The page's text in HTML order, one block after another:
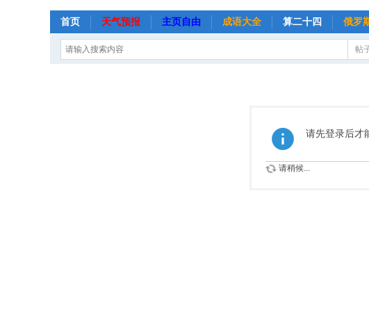
首页 天气预报 主页自由 成语大全 算二十四 俄罗
帖
请先登录后才
请稍候...